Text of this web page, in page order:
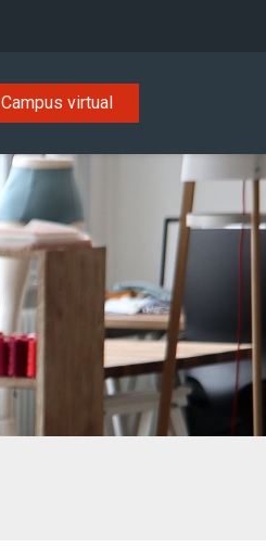
Campus virtual